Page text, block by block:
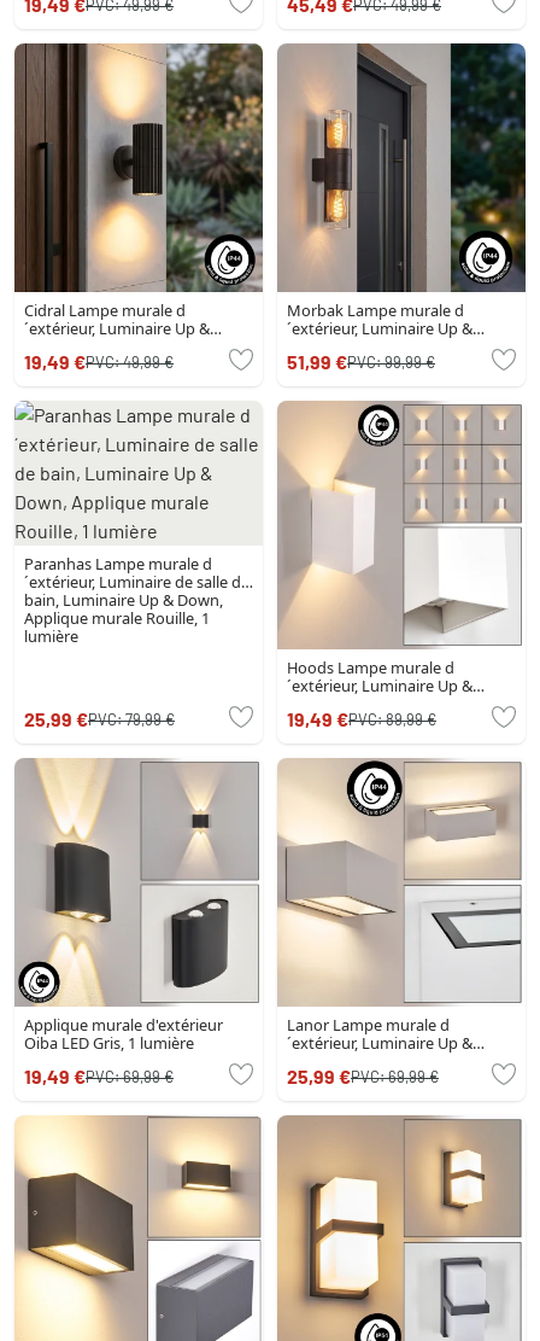
PVC:49,99 € PVC:49,99 €
Cidral Lampe murale d
´extérieur, Luminaire Up &
19,49 €PVC:49,99 €
Morbak Lampe murale d
´extérieur, Luminaire Up &
51,99 €PVC:99,99 €
Paranhas Lampe murale d
´extérieur, Luminaire de salle de
bain, Luminaire Up & Down,
Applique murale Rouille, 1
lumière
25,99 €PVC:79,99 €
Hoods Lampe murale d
´extérieur, Luminaire Up &
Blanc, 1 lumière
19,49 €PVC:89,99 €
Applique murale d'extérieur
Oiba LED Gris, 1 lumière
19,49 €PVC:69,99 €
Lanor Lampe murale d
´extérieur, Luminaire Up &
Blanc, 1 lumière
25,99 €PVC:69,99 €